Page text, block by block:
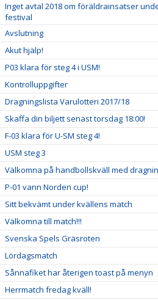
Inget avtal 2018 om föräldrainsatser
festival
Avslutning
Akut hjälp!
P03 klara för steg 4 i USM!
Kontrolluppgifter
Dragningslista Varulotteri 2017/18
Skaffa din biljett senast torsdag 18:00!
F-03 klara för U-SM steg 4!
USM steg 3
Välkomna på handbollskväll med
P-01 vann Norden cup!
Sitt bekvämt under kvällens match
Välkomna till match!!!
Svenska Spels Gräsroten
Lördagsmatch
Sånnafiket har återigen toast på menyn
Herrmatch fredag kväll!